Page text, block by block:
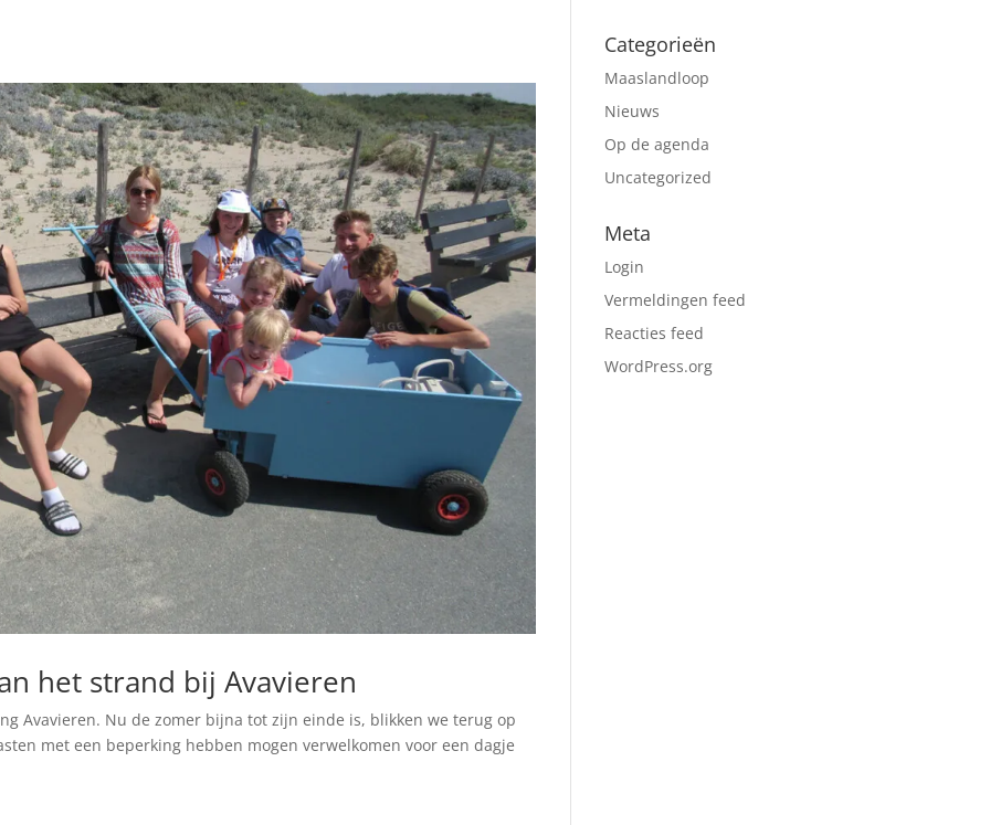
het strand bij Avavieren
Avavieren. Nu de zomer bijna tot zijn einde is, blikken we terug op
met een beperking hebben mogen verwelkomen voor een dagje
Categorieën
Maaslandloop
Nieuws
Op de agenda
Uncategorized
Meta
Login
Vermeldingen feed
Reacties feed
WordPress.org